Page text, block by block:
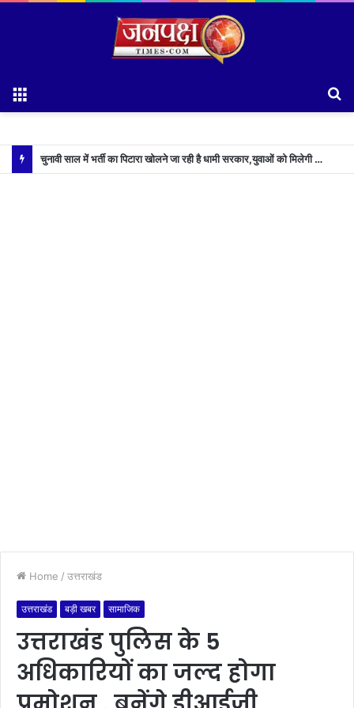
चुनावी साल में भर्ती का पिटारा खोलने जा रही है धामी सरकार,युवाओं को मिलेगी 34 हजार रिकॉर्ड भर्तियों की सौगात
Home / उत्तराखंड
उत्तराखंड बड़ी खबर सामाजिक
उत्तराखंड पुलिस के 5
अधिकारियों का जल्द होगा